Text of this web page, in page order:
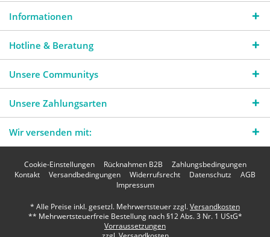
Informationen
Hotline & Beratung
Unsere Communitys
Unsere Zahlungsarten
Wir versenden mit:
Cookie-Einstellungen Rücknahmen B2B
Zahlungsbedingungen
Kontakt
Versandbedingungen Widerrufsrecht Datenschutz
AGB
Impressum
* Alle Preise inkl. gesetzl. Mehrwertsteuer zzgl.Versandkosten
** Mehrwertsteuerfreie Bestellung nach §12 Abs. 3 Nr. 1 UStG*
Vorraussetzungen